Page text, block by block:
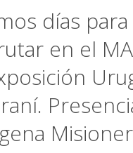
días para
en el